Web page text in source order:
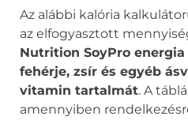
Az alábbi kalória
az elfogyasztott
Nutrition SoyPro
fehérje, zsír és egyéb
vitamin tartalmát. A
amennyiben